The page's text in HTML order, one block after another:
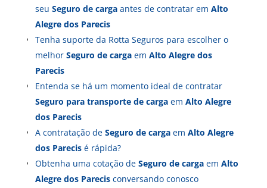
seu Seguro de cargaantes de contratar em Alto
Alegre dos Parecis
Tenha suporte da Rotta Seguros para escolher o
melhor Seguro de cargaem Alto Alegre dos
Parecis
Entenda se há um momento ideal de contratar
Seguro para transporte de cargaem Alto Alegre
dos Parecis
A contratação de Seguro de cargaem Alto Alegre
dos Parecisé rápida?
Obtenha uma cotação de Seguro de cargaem Alto
Alegre dos Parecisconversando conosco